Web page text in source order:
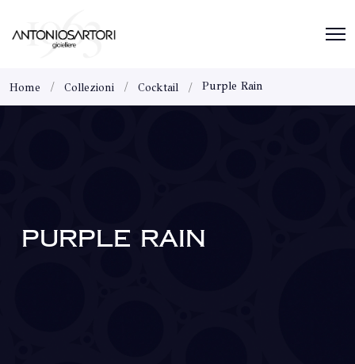
Home Collezioni Cocktail Purple Rain
PURPLE RAIN